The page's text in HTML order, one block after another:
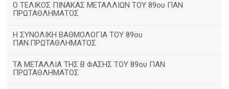
Ο ΤΕΛΙΚΟΣ ΠΙΝΑΚΑΣ ΜΕΤΑΛΛΙΩΝ ΤΟΥ 89ου ΠΑΝ
ΠΡΩΤΑΘΛΗΜΑΤΟΣ
Η ΣΥΝΟΛΙΚΗ ΒΑΘΜΟΛΟΓΙΑ ΤΟΥ 89ου
ΠΑΝ.ΠΡΩΤΑΘΛΗΜΑΤΟΣ
ΤΑ ΜΕΤΑΛΛΙΑ ΤΗΣ Β ΦΑΣΗΣ ΤΟΥ 89ου ΠΑΝ
ΠΡΩΤΑΘΛΗΜΑΤΟΣ